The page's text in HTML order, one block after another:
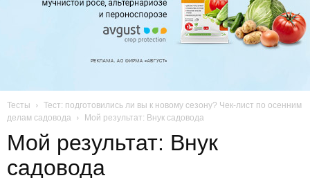
Тесты
Тест: подготовились ли вы к новому сезону? Чек-лист по осенним
делам садовода
Мой результат: Внук садовода
Мой результат: Внук
садовода